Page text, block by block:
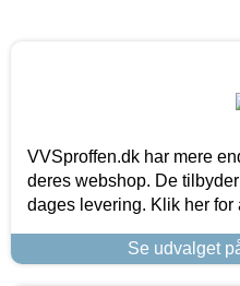
VVSproffen.dk har mere
deres webshop. De
dages levering. Klik her for
Se udvalget